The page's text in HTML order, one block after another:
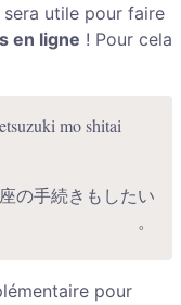
utile pour faire
en ligne ! Pour cela
mo shitai
の手続きもしたい
。
pour